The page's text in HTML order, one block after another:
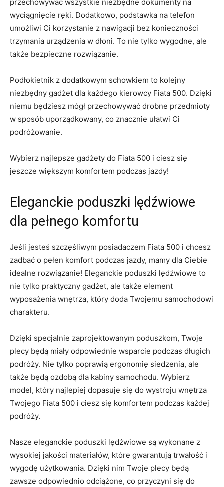
przechowywać wszystkie niezbędne ‌dokumenty na
wyciągnięcie ręki. ⁣Dodatkowo, podstawka na telefon
umożliwi Ci korzystanie ⁢z nawigacji bez konieczności
trzymania urządzenia w dłoni. ​To nie ‍tylko wygodne, ale
także bezpieczne rozwiązanie.
Podłokietnik z‍ dodatkowym schowkiem to kolejny
niezbędny gadżet​ dla​ każdego​ kierowcy Fiata 500. ‌Dzięki
niemu będziesz mógł przechowywać drobne ‍przedmioty
w⁢ sposób uporządkowany,⁤ co znacznie ułatwi Ci
podróżowanie.
Wybierz najlepsze gadżety do ⁢Fiata‍ 500⁣ i ciesz się
jeszcze większym komfortem podczas ⁤jazdy!
Eleganckie poduszki⁣ lędźwiowe
⁢dla pełnego komfortu
Jeśli jesteś ​szczęśliwym posiadaczem Fiata 500 i chcesz
zadbać ‌o pełen ⁣komfort podczas jazdy, mamy dla Ciebie
idealne ⁣rozwiązanie! Eleganckie poduszki lędźwiowe to‌
nie ⁢tylko ⁢praktyczny gadżet, ale ​także element⁣
wyposażenia wnętrza,⁤ który doda Twojemu ⁤samochodowi
​charakteru.
Dzięki ⁢specjalnie zaprojektowanym poduszkom, Twoje⁢
plecy⁣ będą miały odpowiednie ‍wsparcie ‍podczas długich⁣
podróży. Nie tylko poprawią ergonomię siedzenia, ale
także będą ozdobą dla kabiny samochodu. Wybierz
model, ‌który najlepiej dopasuje​ się do ⁢wystroju wnętrza
Twojego ‍Fiata⁤ 500 i ciesz się komfortem podczas ‌każdej
podróży.
Nasze eleganckie ‌poduszki lędźwiowe są wykonane z
wysokiej jakości ⁤materiałów, które gwarantują trwałość i
wygodę użytkowania. Dzięki nim Twoje plecy będą
⁢zawsze odpowiednio odciążone, co przyczyni się‌ do